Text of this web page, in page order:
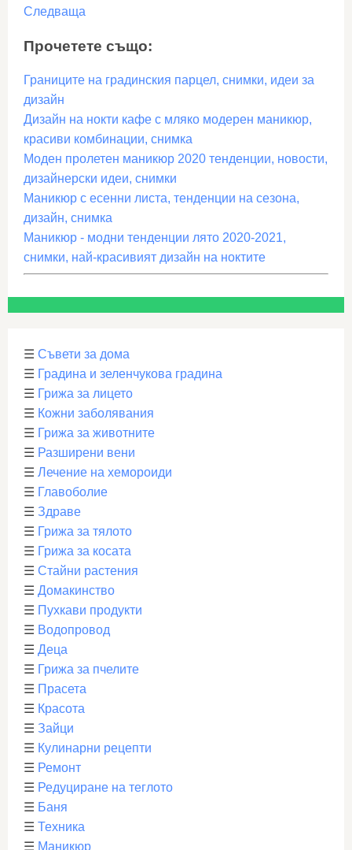
Следваща
Прочетете също:
Границите на градинския парцел, снимки, идеи за
дизайн
Дизайн на нокти кафе с мляко модерен маникюр,
красиви комбинации, снимка
Моден пролетен маникюр 2020 тенденции, новости,
дизайнерски идеи, снимки
Маникюр с есенни листа, тенденции на сезона,
дизайн, снимка
Маникюр - модни тенденции лято 2020-2021,
снимки, най-красивият дизайн на ноктите
☰ Съвети за дома
☰ Градина и зеленчукова градина
☰ Грижа за лицето
☰ Кожни заболявания
☰ Грижа за животните
☰ Разширени вени
☰ Лечение на хемороиди
☰ Главоболие
☰ Здраве
☰ Грижа за тялото
☰ Грижа за косата
☰ Стайни растения
☰ Домакинство
☰ Пухкави продукти
☰ Водопровод
☰ Деца
☰ Грижа за пчелите
☰ Прасета
☰ Красота
☰ Зайци
☰ Кулинарни рецепти
☰ Ремонт
☰ Редуциране на теглото
☰ Баня
☰ Техника
☰ Маникюр